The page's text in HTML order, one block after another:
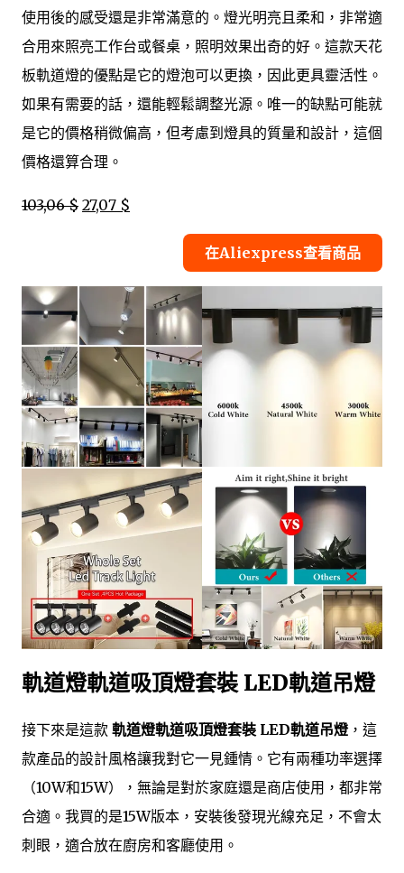
使用後的感受還是非常滿意的。燈光明亮且柔和，非常適
合用來照亮工作台或餐桌，照明效果出奇的好。這款天花
板軌道燈的優點是它的燈泡可以更換，因此更具靈活性。
如果有需要的話，還能輕鬆調整光源。唯一的缺點可能就
是它的價格稍微偏高，但考慮到燈具的質量和設計，這個
價格還算合理。
103,06 $ 27,07 $
在Aliexpress查看商品
軌道燈軌道吸頂燈套裝 LED軌道吊燈
接下來是這款 軌道燈軌道吸頂燈套裝 LED軌道吊燈，這
款產品的設計風格讓我對它一見鍾情。它有兩種功率選擇
（10W和15W），無論是對於家庭還是商店使用，都非常
合適。我買的是15W版本，安裝後發現光線充足，不會太
刺眼，適合放在廚房和客廳使用。